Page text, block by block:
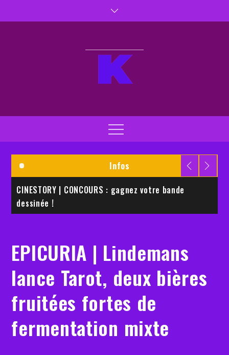
Menu
Infos
CINESTORY | CONCOURS : gagnez votre bande
dessinée !
EPICURIA | Lindemans
lance Tarot, deux bières
fruitées fortes de
fermentation mixte